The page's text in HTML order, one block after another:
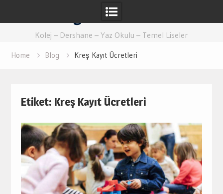
Eğitim Ankara
Kolej – Dershane – Yaz Okulu – Temel Liseler
Home Blog Kreş Kayıt Ücretleri
Etiket: Kreş Kayıt Ücretleri